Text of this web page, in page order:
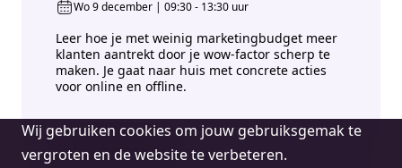
Cookie
melding
Wij gebruiken cookies om jouw gebruiksgemak te
vergroten en de website te verbeteren.
Wo 9 december | 09:30 - 13:30 uur
Leer hoe je met weinig marketingbudget meer
klanten aantrekt door je wow-factor scherp te
maken. Je gaat naar huis met concrete acties
voor online en offline.
Bekijk evenement